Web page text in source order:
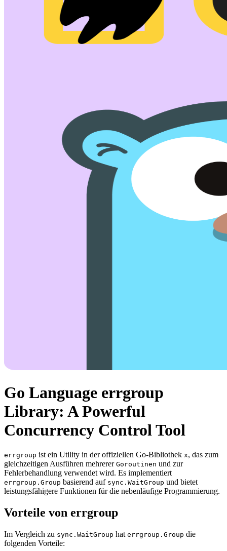
Go Language errgroup
Library: A Powerful
Concurrency Control Tool
errgroup ist ein Utility in der offiziellen Go-Bibliothek x, das zum
gleichzeitigen Ausführen mehrerer Goroutinen und zur
Fehlerbehandlung verwendet wird. Es implementiert
errgroup.Group basierend auf sync.WaitGroup und bietet
leistungsfähigere Funktionen für die nebenläufige Programmierung.
Vorteile von errgroup
Im Vergleich zu sync.WaitGroup hat errgroup.Group die
folgenden Vorteile: